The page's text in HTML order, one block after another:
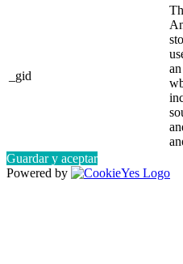
_gid
Guardar y aceptar
Powered by